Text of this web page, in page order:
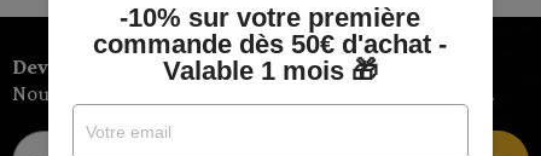
Devenez client privilège
Nouveautés, avant-premières, promotions exclusives…
-10% sur votre première
commande dès 50€ d'achat -
Valable 1 mois 🎁